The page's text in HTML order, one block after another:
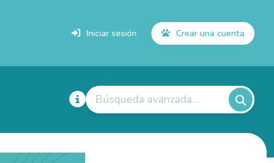
Iniciar sesión Crear una cuenta
Búsqueda avanzada...